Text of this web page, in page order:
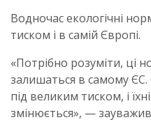
Водночас екологічні
тиском і в самій Європі.
«Потрібно розуміти, ці
залишаться в самому
під великим тиском, і
змінюється», —